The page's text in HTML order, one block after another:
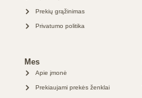
Prekių grąžinimas
Privatumo politika
Mes
Apie įmonė
Prekiaujami prekės ženklai